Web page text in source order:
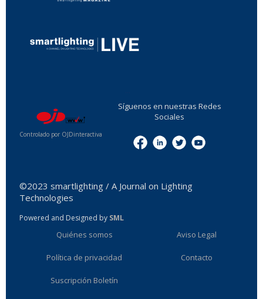
Controlado por OJDinteractiva
Síguenos en nuestras Redes
Sociales
©2023 smartlighting / A Journal on Lighting
Technologies
Powered and Designed by SML
Quiénes somos Aviso Legal
Política de privacidad Contacto
Suscripción Boletín